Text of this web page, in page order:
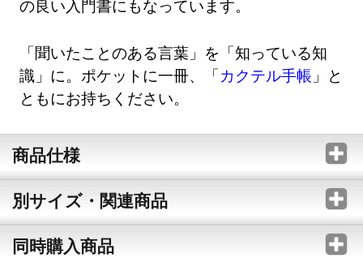
の良い入門書にもなっています。
「聞いたことのある言葉」を「知っている知
識」に。ポケットに一冊、「カクテル手帳 」と
ともにお持ちください。
商品仕様
別サイズ・関連商品
同時購入商品